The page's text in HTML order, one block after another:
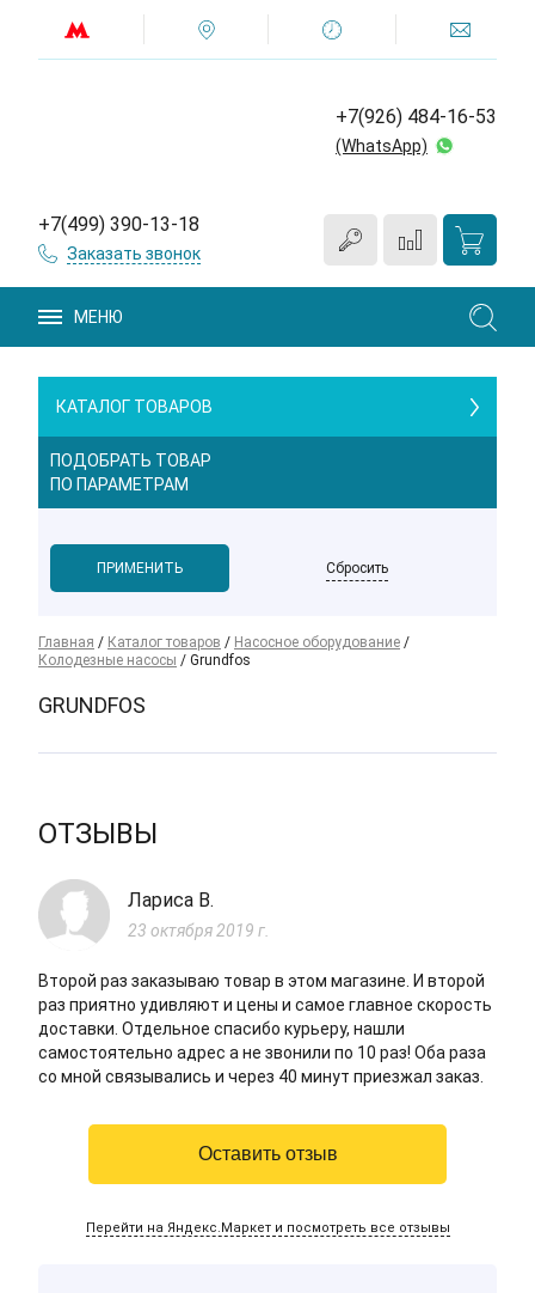
+7(926) 484-16-53
(WhatsApp)
+7(499) 390-13-18
Заказать звонок
МЕНЮ
КАТАЛОГ ТОВАРОВ
ПОДОБРАТЬ ТОВАР
ПО ПАРАМЕТРАМ
Сбросить
Главная / Каталог товаров / Насосное оборудование /
Колодезные насосы / Grundfos
GRUNDFOS
ОТЗЫВЫ
Лариса В.
23 октября 2019 г.
Второй раз заказываю товар в этом магазине. И второй
раз приятно удивляют и цены и самое главное скорость
доставки. Отдельное спасибо курьеру, нашли
самостоятельно адрес а не звонили по 10 раз! Оба раза
со мной связывались и через 40 минут приезжал заказ.
Оставить отзыв
Перейти на Яндекс.Маркет и посмотреть все отзывы